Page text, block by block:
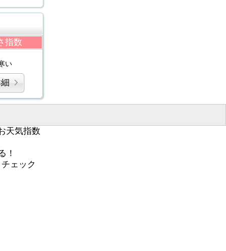
指数
い
天気指数
！
ェック